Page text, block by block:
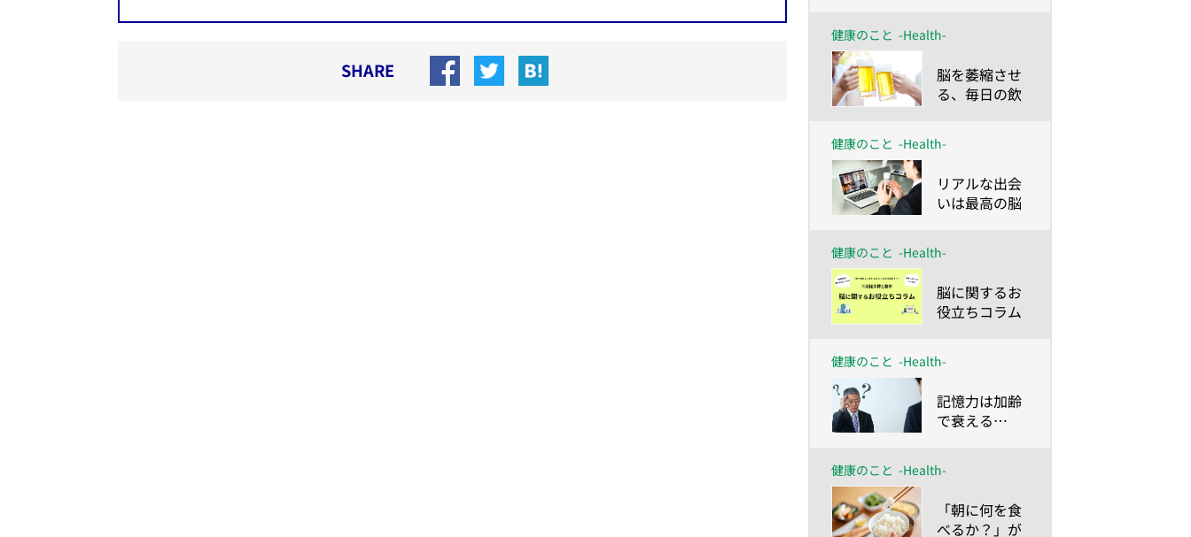
SHARE
健康のこと -Health-
​脳を萎縮させ
る、毎日の飲
健康のこと -Health-
​リアルな出会
いは最高の脳
健康のこと -Health-
​脳に関するお
役立ちコラム
健康のこと -Health-
​記憶力は加齢
で衰える…
る！
健康のこと -Health-
​「朝に何を食
べるか？」が